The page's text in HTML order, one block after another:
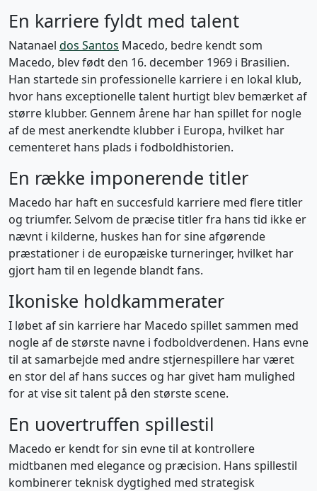
En karriere fyldt med talent
Natanael dos Santos Macedo, bedre kendt som
Macedo, blev født den 16. december 1969 i Brasilien.
Han startede sin professionelle karriere i en lokal klub,
hvor hans exceptionelle talent hurtigt blev bemærket af
større klubber. Gennem årene har han spillet for nogle
af de mest anerkendte klubber i Europa, hvilket har
cementeret hans plads i fodboldhistorien.
En række imponerende titler
Macedo har haft en succesfuld karriere med flere titler
og triumfer. Selvom de præcise titler fra hans tid ikke er
nævnt i kilderne, huskes han for sine afgørende
præstationer i de europæiske turneringer, hvilket har
gjort ham til en legende blandt fans.
Ikoniske holdkammerater
I løbet af sin karriere har Macedo spillet sammen med
nogle af de største navne i fodboldverdenen. Hans evne
til at samarbejde med andre stjernespillere har været
en stor del af hans succes og har givet ham mulighed
for at vise sit talent på den største scene.
En uovertruffen spillestil
Macedo er kendt for sin evne til at kontrollere
midtbanen med elegance og præcision. Hans spillestil
kombinerer teknisk dygtighed med strategisk